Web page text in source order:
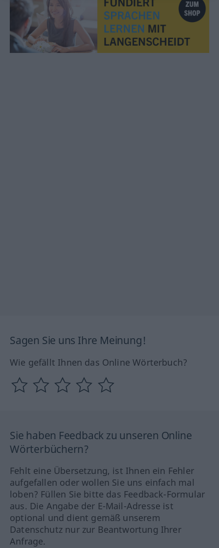
Sagen Sie uns Ihre Meinung!
Wie gefällt Ihnen das Online Wörterbuch?
Sie haben Feedback zu unseren Online
Wörterbüchern?
Fehlt eine Übersetzung, ist Ihnen ein Fehler
aufgefallen oder wollen Sie uns einfach mal
loben? Füllen Sie bitte das Feedback-Formular
aus. Die Angabe der E-Mail-Adresse ist
optional und dient gemäß unserem
Datenschutz nur zur Beantwortung Ihrer
Anfrage.